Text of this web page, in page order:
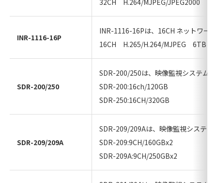
32CH H.264/MJPEG/JPEG2000
INR-1116-16P
INR-1116-16Pは、16CH ネットワー
16CH H.265/H.264/MJPEG 6TB
SDR-200/250
SDR-200/250は、映像監視システム
SDR-200:16ch/120GB
SDR-250:16CH/320GB
SDR-209/209A
SDR-209/209Aは、映像監視システム
SDR-209:9CH/160GBx2
SDR-209A:9CH/250GBx2